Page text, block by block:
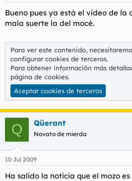
Bueno pues ya está el vídeo de la
mala suerte la del mocé.
Para ver este contenido,
configurar cookies de terceros.
Para obtener información más
página de cookies.
Aceptar cookies de terceros
Q Qüerant
Novato de mierda
10 Jul 2009
Ha salido la noticia que el mozo